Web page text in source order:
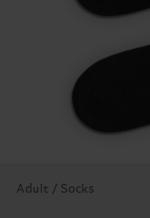
Adult / Socks